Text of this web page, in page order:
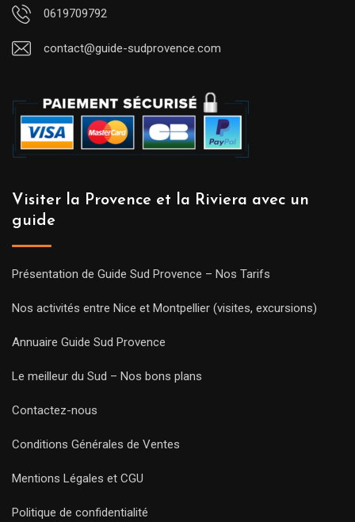
0619709792
contact@guide-sudprovence.com
Visiter la Provence et la Riviera avec un
guide
Présentation de Guide Sud Provence – Nos Tarifs
Nos activités entre Nice et Montpellier (visites, excursions)
Annuaire Guide Sud Provence
Le meilleur du Sud – Nos bons plans
Contactez-nous
Conditions Générales de Ventes
Mentions Légales et CGU
Politique de confidentialité